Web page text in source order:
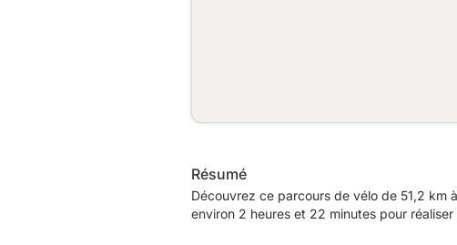
Résumé
Découvrez ce parcours de vélo de 51,2 km
environ 2 heures et 22 minutes pour